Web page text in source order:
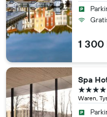
1 300
Spa
Waren,
4